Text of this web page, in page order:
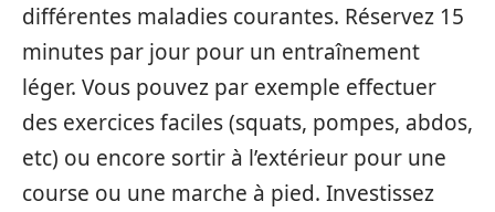
différentes maladies courantes. Réservez 15
minutes par jour pour un entraînement
léger. Vous pouvez par exemple effectuer
des exercices faciles (squats, pompes, abdos,
etc) ou encore sortir à l’extérieur pour une
course ou une marche à pied. Investissez